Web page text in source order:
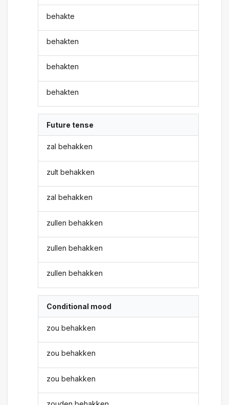
behakte
behakten
behakten
behakten
Future tense
zal behakken
zult behakken
zal behakken
zullen behakken
zullen behakken
zullen behakken
Conditional mood
zou behakken
zou behakken
zou behakken